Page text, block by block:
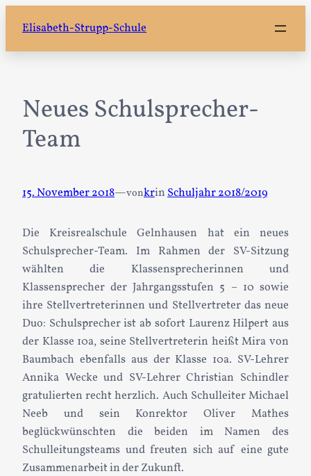
Inhalt
springen
Elisabeth-Strupp-Schule
Neues Schulsprecher-
Team
15. November 2018—vonkrin Schuljahr 2018/2019
Die Kreisrealschule Gelnhausen hat ein neues
Schulsprecher-Team. Im Rahmen der SV-Sitzung
wählten die Klassensprecherinnen und
Klassensprecher der Jahrgangsstufen 5 – 10 sowie
ihre Stellvertreterinnen und Stellvertreter das neue
Duo: Schulsprecher ist ab sofort Laurenz Hilpert aus
der Klasse 10a, seine Stellvertreterin heißt Mira von
Baumbach ebenfalls aus der Klasse 10a. SV-Lehrer
Annika Wecke und SV-Lehrer Christian Schindler
gratulierten recht herzlich. Auch Schulleiter Michael
Neeb und sein Konrektor Oliver Mathes
beglückwünschten die beiden im Namen des
Schulleitungsteams und freuten sich auf eine gute
Zusammenarbeit in der Zukunft.